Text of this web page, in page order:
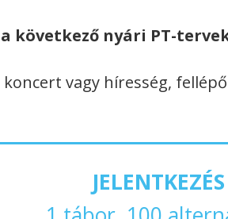
következő nyári PT-
vagy híresség,
JELENTKEZÉS